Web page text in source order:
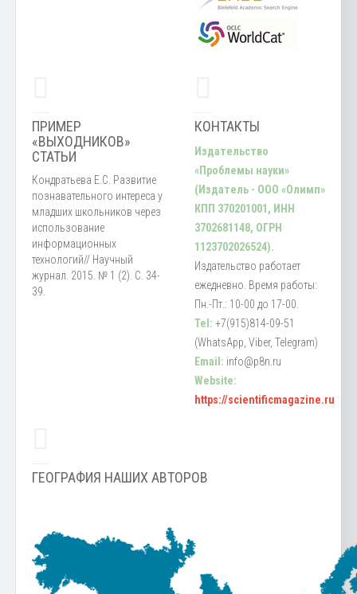
ПРИМЕР
«ВЫХОДНИКОВ»
СТАТЬИ
Кондратьева Е.С. Развитие
познавательного интереса у
младших школьников через
использование
информационных
технологий// Научный
журнал. 2015. № 1 (2). С. 34-
39.
КОНТАКТЫ
Издательство
«Проблемы науки»
(Издатель - ООО «Олимп»
КПП 370201001, ИНН
3702681148, ОГРН
1123702026524).
Издательство работает
ежедневно. Время работы:
Пн.-Пт.: 10-00 до 17-00.
Tel: +7(915)814-09-51
(WhatsApp, Viber, Telegram)
Email: info@p8n.ru
Website:
https://scientificmagazine.ru
ГЕОГРАФИЯ НАШИХ АВТОРОВ